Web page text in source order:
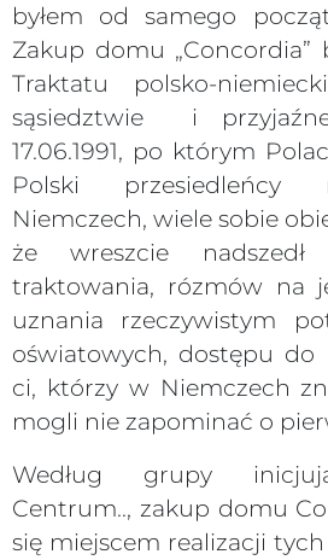
byłem od samego
Zakup domu „Concordia”
Traktatu polsko-
sąsiedztwie i
17.06.1991, po którym
Polski przesiedleńcy
Niemczech, wiele sobie
że wreszcie nadszedł
traktowania, rózmów na
uznania rzeczywistym
oświatowych, dostępu do
ci, którzy w Niemczech
mogli nie zapominać o
Według grupy
Centrum.., zakup domu
się miejscem realizacji